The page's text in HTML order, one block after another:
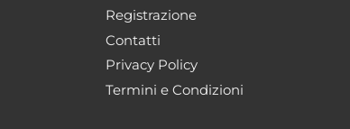
Registrazione
Contatti
Privacy Policy
Termini e Condizioni